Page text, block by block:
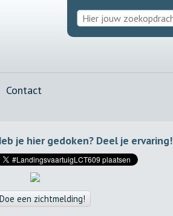
Contact
je hier gedoken? Deel je ervaring!
Doe een zichtmelding!